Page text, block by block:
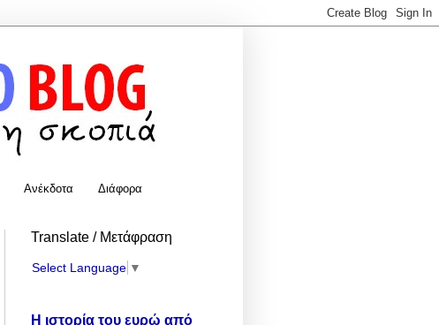
Ανέκδοτα Διάφορα
Translate / Μετάφραση
Select Language ▼
Η ιστορία του ευρώ από